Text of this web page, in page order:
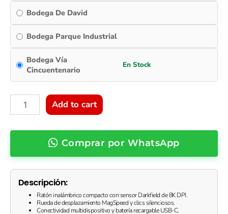
Bodega De David
Bodega Parque Industrial
Bodega Vía
Cincuentenario
Add to cart
Comprar por WhatsApp
Descripción:
Ratón inalámbrico compacto con sensor Darkfield de 8K DPI.
Rueda de desplazamiento MagSpeed y clics silenciosos.
Conectividad multidispositivo y batería recargable USB-C.